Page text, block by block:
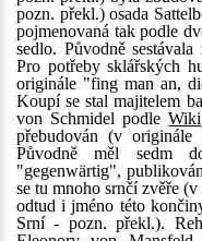
pozn. překl.) osada
pojmenovaná tak podle
sedlo. Původně
Pro potřeby sklářských
originále "fing man an,
Koupí se stal majitelem
von Schmidel podle
přebudován (v
Původně měl sedm
"gegenwärtig",
se tu mnoho srnčí zvěře
odtud i jméno této
Srní - pozn. překl.).